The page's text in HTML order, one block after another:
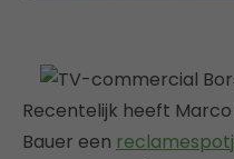
Recentelijk heeft
Bauer een